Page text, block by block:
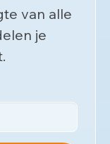
van alle
je